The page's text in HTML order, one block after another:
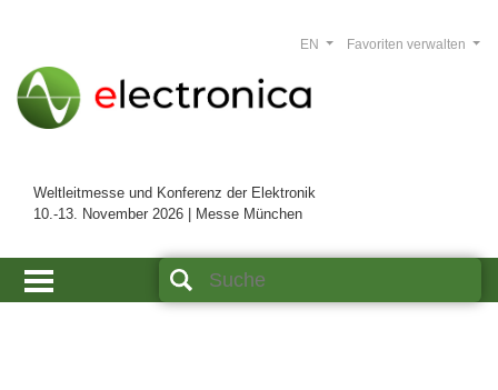
Weltleitmesse und Konferenz der Elektronik
10.-13. November 2026 | Messe München
Favoriten verwalten
EN